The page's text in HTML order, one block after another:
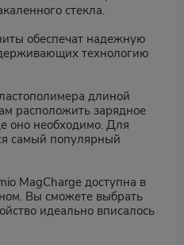
стекла.
обеспечат надежную
технологию
длиной
расположить зарядное
оно необходимо. Для
самый популярный
MagCharge доступна в
Вы сможете выбрать
идеально вписалось